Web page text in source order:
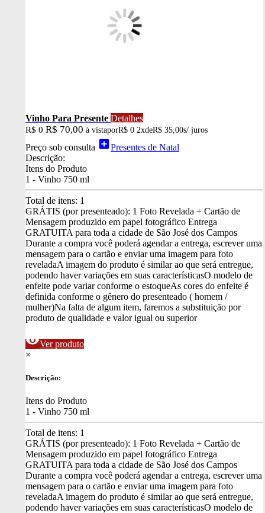
Vinho Para Presente Detalhes
R$ 0 R$ 70,00 à vistaporR$ 0 2xdeR$ 35,00s/ juros
Preço sob consulta add_boxPresentes de Natal
Descrição:
Itens do Produto
1 - Vinho 750 ml
Total de itens: 1
GRÁTIS (por presenteado): 1 Foto Revelada + Cartão de
Mensagem produzido em papel fotográfico Entrega
GRATUITA para toda a cidade de São José dos Campos
Durante a compra você poderá agendar a entrega, escrever uma
mensagem para o cartão e enviar uma imagem para foto
reveladaA imagem do produto é similar ao que será entregue,
podendo haver variações em suas característicasO modelo de
enfeite pode variar conforme o estoqueAs cores do enfeite é
definida conforme o gênero do presenteado ( homem /
mulher)Na falta de algum item, faremos a substituição por
produto de qualidade e valor igual ou superior
visibilityVer produto
×
Descrição:
Itens do Produto
1 - Vinho 750 ml
Total de itens: 1
GRÁTIS (por presenteado): 1 Foto Revelada + Cartão de
Mensagem produzido em papel fotográfico Entrega
GRATUITA para toda a cidade de São José dos Campos
Durante a compra você poderá agendar a entrega, escrever uma
mensagem para o cartão e enviar uma imagem para foto
reveladaA imagem do produto é similar ao que será entregue,
podendo haver variações em suas característicasO modelo de